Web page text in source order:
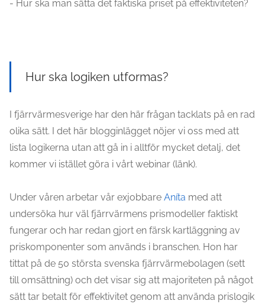
- Hur ska man sätta det faktiska priset på effektiviteten?
Hur ska logiken utformas?
I fjärrvärmesverige har den här frågan tacklats på en rad
olika sätt. I det här blogginlägget nöjer vi oss med att
lista logikerna utan att gå in i alltför mycket detalj, det
kommer vi istället göra i vårt webinar (länk).
Under våren arbetar vår exjobbare Aníta med att
undersöka hur väl fjärrvärmens prismodeller faktiskt
fungerar och har redan gjort en färsk kartläggning av
priskomponenter som används i branschen. Hon har
tittat på de 50 största svenska fjärrvärmebolagen (sett
till omsättning) och det visar sig att majoriteten på något
sätt tar betalt för effektivitet genom att använda prislogik